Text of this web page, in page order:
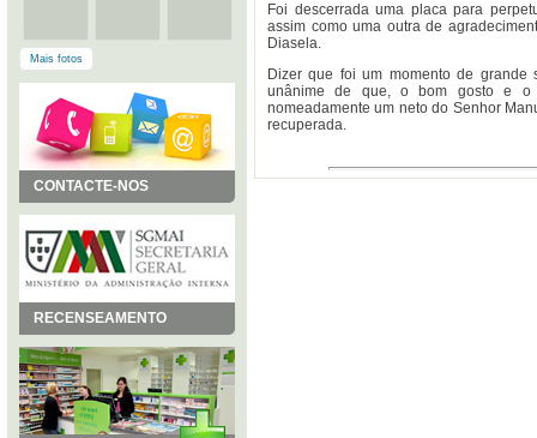
Mais fotos
CONTACTE-NOS
RECENSEAMENTO
Foi descerrada uma placa para
assim como uma outra de
Diasela.
Dizer que foi um momento de
unânime de que, o bom gosto e o
nomeadamente um neto do Senhor
recuperada.